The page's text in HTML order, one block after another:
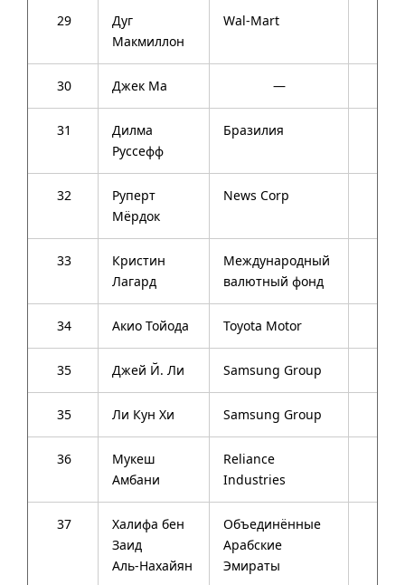
29
Дуг
Макмиллон
Wal-Mart
30 Джек Ма —
31
Дилма
Руссефф
Бразилия
32
Руперт
Мёрдок
News Corp
33
Кристин
Лагард
Международный
валютный фонд
34 Акио Тойода Toyota Motor
35 Джей Й. Ли Samsung Group
35 Ли Кун Хи Samsung Group
36
Мукеш
Амбани
Reliance
Industries
37
Халифа бен
Заид
Аль-Нахайян
Объединённые
Арабские
Эмираты